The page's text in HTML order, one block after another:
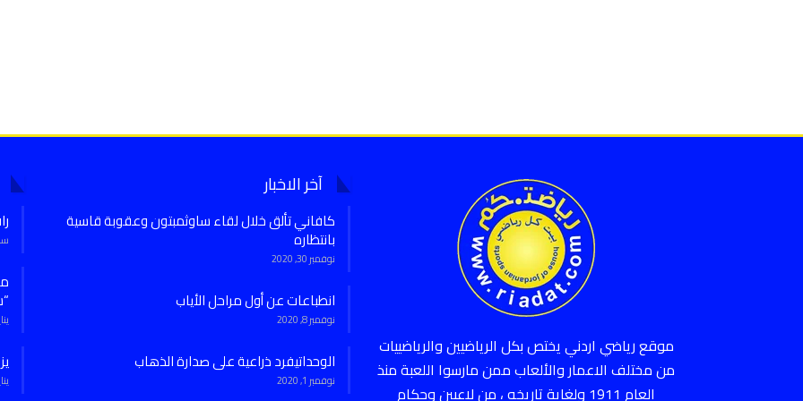
موقع رياضي اردني يختص بكل الرياضيين والرياضييات
من مختلف الاعمار والألعاب ممن مارسوا اللعبة منذ
العام 1911 ولغاية تاريخه ، من لاعبين وحكام
آخر الاخبار
كافاني تألق خلال لقاء ساوثمبتون وعقوبة قاسية
بانتظاره
نوفمبر 30, 2020
انطباعات عن أول مراحل الأياب
نوفمبر 8, 2020
الوحداتيفرد ذراعية على صدارة الذهاب
نوفمبر 1, 2020 يناير